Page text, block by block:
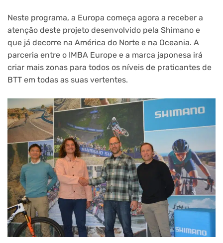
Neste programa, a Europa começa agora a receber a
atenção deste projeto desenvolvido pela Shimano e
que já decorre na América do Norte e na Oceania. A
parceria entre o IMBA Europe e a marca japonesa irá
criar mais zonas para todos os níveis de praticantes de
BTT em todas as suas vertentes.